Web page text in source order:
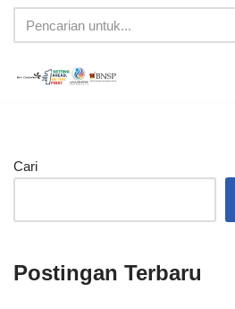
Lompat
Cari
Postingan Terbaru